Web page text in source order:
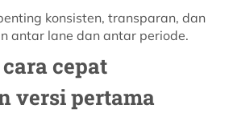
konsisten, transparan, dan
antar lane dan antar periode.
cepat
versi pertama